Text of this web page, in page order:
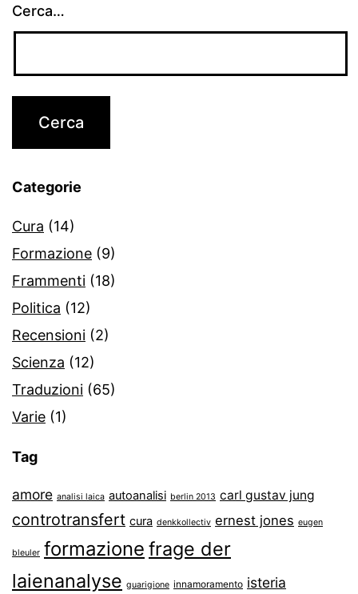
Cerca…
Categorie
Cura (14)
Formazione (9)
Frammenti (18)
Politica (12)
Recensioni (2)
Scienza (12)
Traduzioni (65)
Varie (1)
Tag
amore analisi laica autoanalisi berlin 2013 carl gustav jung
controtransfert cura denkkollectiv ernest jones eugen
bleuler formazione frage der
laienanalyse guarigione innamoramento isteria